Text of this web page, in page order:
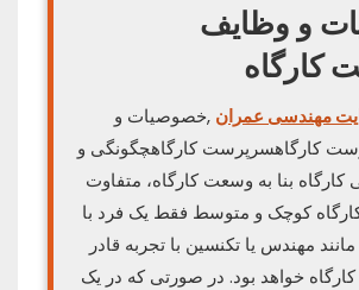
و وظایف
کارگاه
مهندسی عمران ,خصوصیات و
کارگاهسرپرست کارگاهچگونگی و
بنا به وسعت کارگاه، متفاوت
کوچک و متوسط فقط یک فرد با
مهندس یا تکنسین با تجربه قادر
خواهد بود. در صورتی که در یک